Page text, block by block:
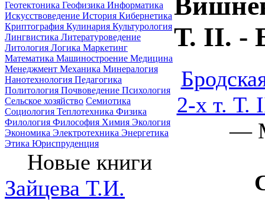
Геотектоника Геофизика Информатика
Искусствоведение История Кибернетика
Криптография Кулинария Культурология
Лингвистика Литературоведение
Литология Логика Маркетинг
Математика Машиностроение Медицина
Менеджмент Механика Минералогия
Нанотехнология Педагогика
Политология Почвоведение Психология
Сельское хозяйство Семиотика
Социология Теплотехника Физика
Филология Философия Химия Экология
Экономика Электротехника Энергетика
Этика Юриспруденция
Новые книги
Зайцева Т.И.
Т. II. -
2-х т. Т.
—